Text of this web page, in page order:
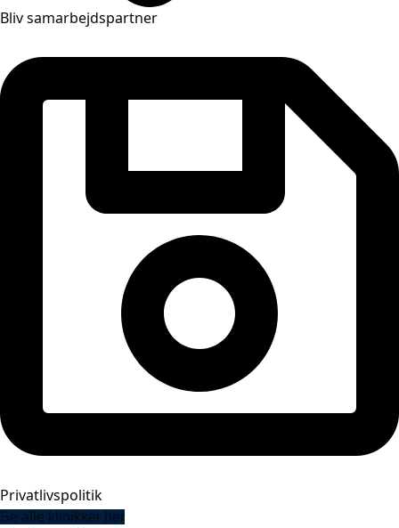
Bliv samarbejdspartner
Privatlivspolitik
Se alle klinikker her